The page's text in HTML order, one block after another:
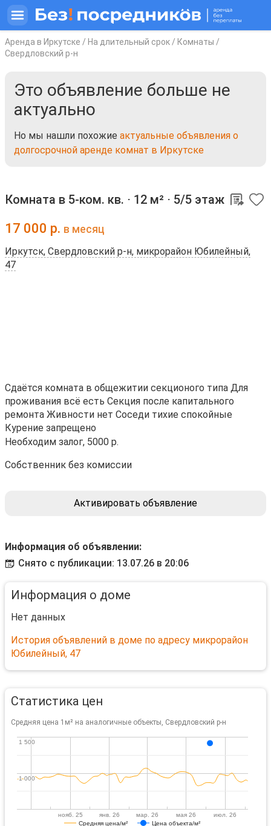
Аренда в Иркутске / На длительный срок / Комнаты /
Свердловский р-н
Это объявление больше не
актуально
Но мы нашли похожие актуальные объявления о
долгосрочной аренде комнат в Иркутске
Комната в 5-ком. кв. ⋅ 12 м² ⋅ 5/5 этаж
17 000 р. в месяц
Иркутск, Свердловский р-н, микрорайон Юбилейный,
47
Сдаётся комната в общежитии секционого типа Для
проживания всё есть Секция после капитального
ремонта Живности нет Соседи тихие спокойные
Курение запрещено
Необходим залог, 5000 р.
Собственник без комиссии
Активировать объявление
Информация об объявлении:
Снято с публикации: 13.07.26 в 20:06
Информация о доме
Нет данных
История объявлений в доме по адресу микрорайон
Юбилейный, 47
Статистика цен
Средняя цена 1м² на аналогичные объекты, Свердловский р-н
Средняя цена/м² Цена объекта/м²
нояб. 25 янв. 26 мар. 26 мая 26 июл. 26
1 000
1 000
1 500
1 500